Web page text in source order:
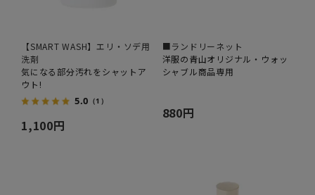
【SMART WASH】エリ・ソデ用
洗剤
気になる部分汚れをシャットア
ウト!
5.0 （1）
1,100円
■ランドリーネット
洋服の青山オリジナル・ウォッ
シャブル商品専用
880円